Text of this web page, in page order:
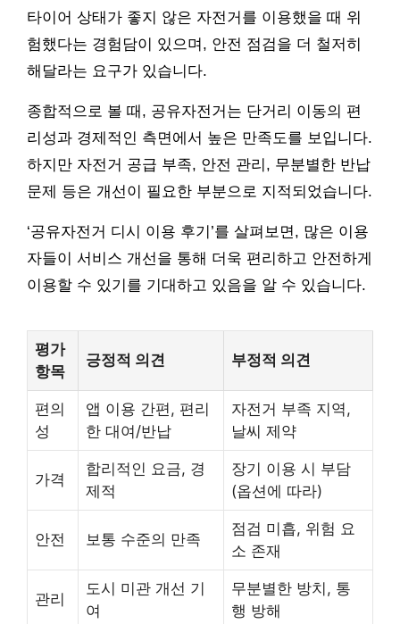
타이어 상태가 좋지 않은 자전거를 이용했을 때 위
험했다는 경험담이 있으며, 안전 점검을 더 철저히
해달라는 요구가 있습니다.
종합적으로 볼 때, 공유자전거는 단거리 이동의 편
리성과 경제적인 측면에서 높은 만족도를 보입니다.
하지만 자전거 공급 부족, 안전 관리, 무분별한 반납
문제 등은 개선이 필요한 부분으로 지적되었습니다.
‘공유자전거 디시 이용 후기’를 살펴보면, 많은 이용
자들이 서비스 개선을 통해 더욱 편리하고 안전하게
이용할 수 있기를 기대하고 있음을 알 수 있습니다.
평가
항목
긍정적 의견 부정적 의견
편의
성
앱 이용 간편, 편리
한 대여/반납
자전거 부족 지역,
날씨 제약
가격
합리적인 요금, 경
제적
장기 이용 시 부담
(옵션에 따라)
안전 보통 수준의 만족
점검 미흡, 위험 요
소 존재
관리
도시 미관 개선 기
여
무분별한 방치, 통
행 방해